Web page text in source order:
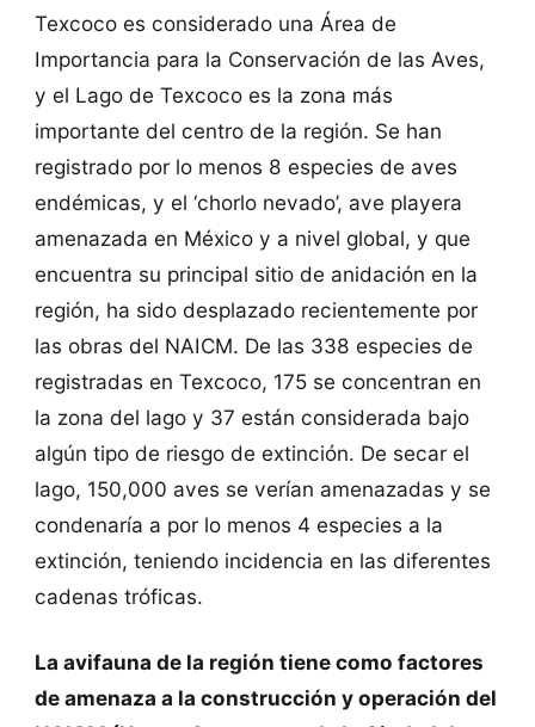
Texcoco es considerado una Área de
Importancia para la Conservación de las Aves,
y el Lago de Texcoco es la zona más
importante del centro de la región. Se han
registrado por lo menos 8 especies de aves
endémicas, y el ‘chorlo nevado’, ave playera
amenazada en México y a nivel global, y que
encuentra su principal sitio de anidación en la
región, ha sido desplazado recientemente por
las obras del NAICM. De las 338 especies de
registradas en Texcoco, 175 se concentran en
la zona del lago y 37 están considerada bajo
algún tipo de riesgo de extinción. De secar el
lago, 150,000 aves se verían amenazadas y se
condenaría a por lo menos 4 especies a la
extinción, teniendo incidencia en las diferentes
cadenas tróficas.
La avifauna de la región tiene como factores
de amenaza a la construcción y operación del